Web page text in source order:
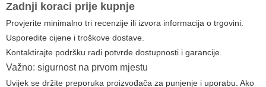
Zadnji koraci prije kupnje
Provjerite minimalno tri recenzije ili izvora informacija o trgovini.
Usporedite cijene i troškove dostave.
Kontaktirajte podršku radi potvrde dostupnosti i garancije.
Važno: sigurnost na prvom mjestu
Uvijek se držite preporuka proizvođača za punjenje i uporabu. Ako